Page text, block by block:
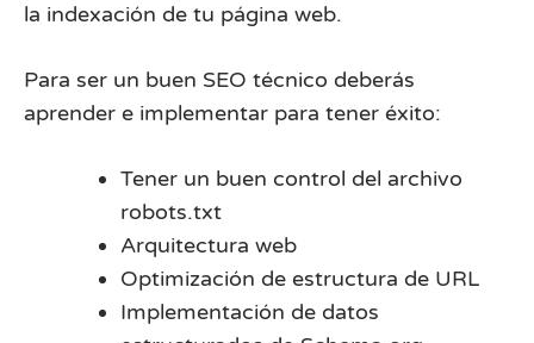
la indexación de tu página web.
Para ser un buen SEO técnico deberás
aprender e implementar para tener éxito:
Tener un buen control del archivo
robots.txt
Arquitectura web
Optimización de estructura de URL
Implementación de datos